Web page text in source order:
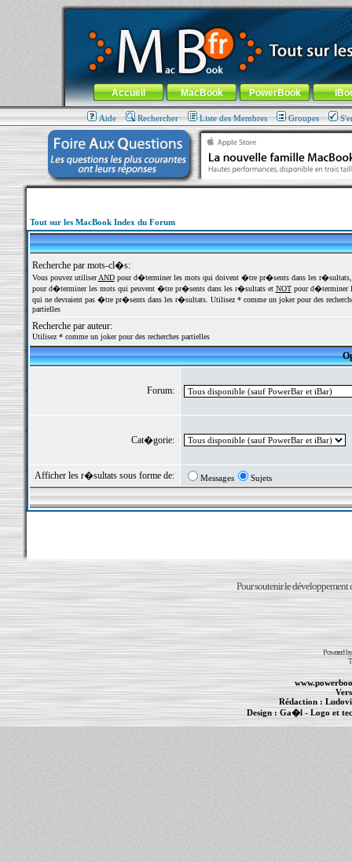
MacBook-fr.com : 100% Apple... 100% nomade !
Aller au contenu-Aller au menu général-Aller au menu de
Menu général
Accueil MacBook PowerBook
Aide Rechercher Liste des Membres Groupes
Tout sur les MacBook Index du Forum
Recherche par mots-cl�s:
Vous pouvez utiliserANDpour d�terminer les mots qui doivent �tre pr�sents dans les
pour d�terminer les mots qui peuvent �tre pr�sents dans les r�sultats et NOTpour d�terminer
qui ne devraient pas �tre pr�sents dans les r�sultats. Utilisez * comme un joker pour des
partielles
Recherche par auteur:
Utilisez * comme un joker pour des recherches partielles
Forum:
Cat�gorie:
Afficher les r�sultats sous forme de: Messages Sujets
Pour soutenir le développement
Powered
Rédaction :
Design : Ga�l- Logo et